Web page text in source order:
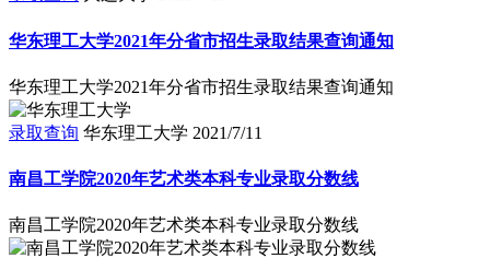
华东理工大学2021年分省市招生录取结果查询通知
华东理工大学2021年分省市招生录取结果查询通知
录取查询 华东理工大学 2021/7/11
南昌工学院2020年艺术类本科专业录取分数线
南昌工学院2020年艺术类本科专业录取分数线